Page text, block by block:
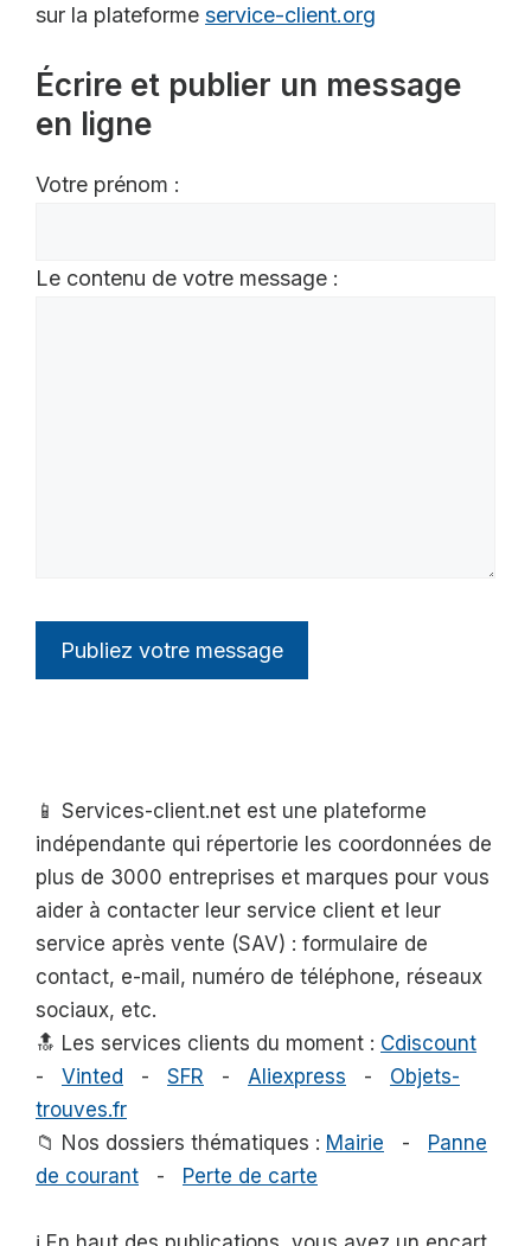
sur la plateforme service-client.org
Écrire et publier un message
en ligne
Votre prénom :
Le contenu de votre message :
📱 Services-client.net est une plateforme
indépendante qui répertorie les coordonnées de
plus de 3000 entreprises et marques pour vous
aider à contacter leur service client et leur
service après vente (SAV) : formulaire de
contact, e-mail, numéro de téléphone, réseaux
sociaux, etc.
🔝 Les services clients du moment : Cdiscount
- Vinted - SFR - Aliexpress - Objets-
trouves.fr
📁 Nos dossiers thématiques : Mairie - Panne
de courant - Perte de carte